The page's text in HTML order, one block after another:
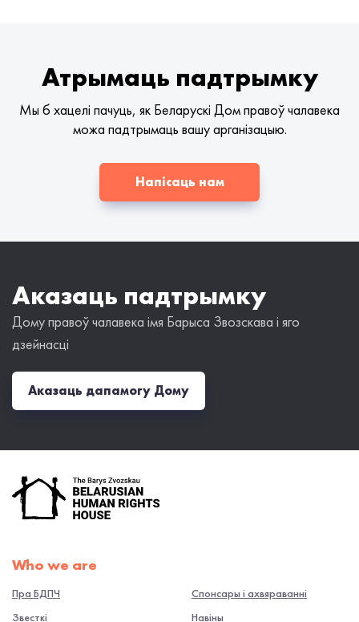
Атрымаць падтрымку
Мы б хацелі пачуць, як Беларускі Дом правоў чалавека
можа падтрымаць вашу арганізацыю.
Напісаць нам
Аказаць падтрымку
Дому правоў чалавека імя Барыса Звозскава і яго
дзейнасці
Аказаць дапамогу Дому
Who we are
Пра БДПЧ
Звесткі
Спонсары і ахвяраванні
Навiны